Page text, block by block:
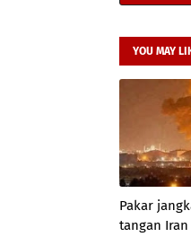
YOU MAY
Pakar
tangan Iran